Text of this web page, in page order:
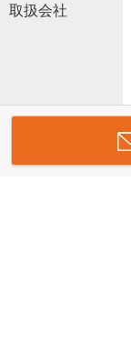
取扱会社